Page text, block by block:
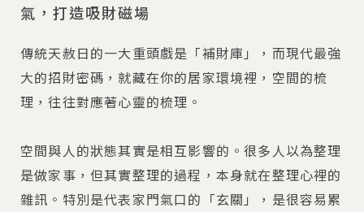
氣，打造吸財磁場
傳統天赦日的一大重頭戲是「補財庫」，而現代最強
大的招財密碼，就藏在你的居家環境裡，空間的梳
理，往往對應著心靈的梳理。
空間與人的狀態其實是相互影響的。很多人以為整理
是做家事，但其實整理的過程，本身就在整理心裡的
雜訊。特別是代表家門氣口的「玄關」，是很容易累